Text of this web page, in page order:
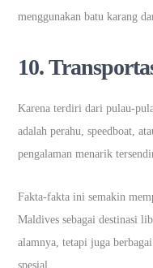
menggunakan batu karang
10.
Karena terdiri dari pulau-
adalah perahu, speedboat,
pengalaman menarik
Fakta-fakta ini semakin
Maldives sebagai destinasi
alamnya, tetapi juga
spesial.